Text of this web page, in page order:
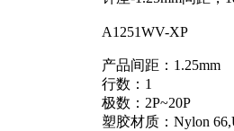
A1251WV-XP
产品间距：1.25mm
行数：1
极数：2P~20P
塑胶材质：Nylon